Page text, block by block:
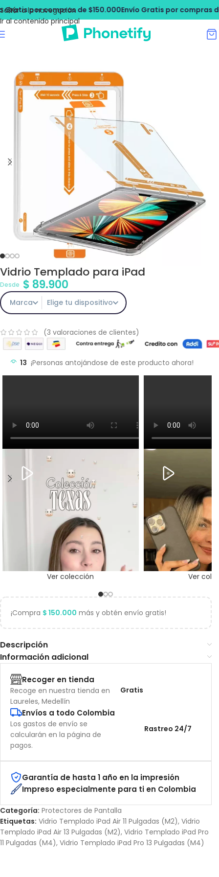
Saltar a la navegación
Ir al contenido principal
por compras de $150.000Envío Gratis por compras de
Vidrio Templado para iPad
Desde $ 89.900
Marca Elige tu dispositivo
(3 valoraciones de clientes)
13 ¡Personas antojándose de este producto ahora!
Ver colección Ver
¡Compra $ 150.000 más y obtén envío gratis!
Descripción
Información adicional
Recoger en tienda
Recoge en nuestra tienda en
Laureles, Medellín
Gratis
Envíos a todo Colombia
Los gastos de envío se
calcularán en la página de
pagos.
Rastreo 24/7
Garantía de hasta 1 año en la impresión
Impreso especialmente para ti en Colombia
Categoría: Protectores de Pantalla
Etiquetas: Vidrio Templado iPad Air 11 Pulgadas (M2), Vidrio
Templado iPad Air 13 Pulgadas (M2), Vidrio Templado iPad Pro
11 Pulgadas (M4), Vidrio Templado iPad Pro 13 Pulgadas (M4)